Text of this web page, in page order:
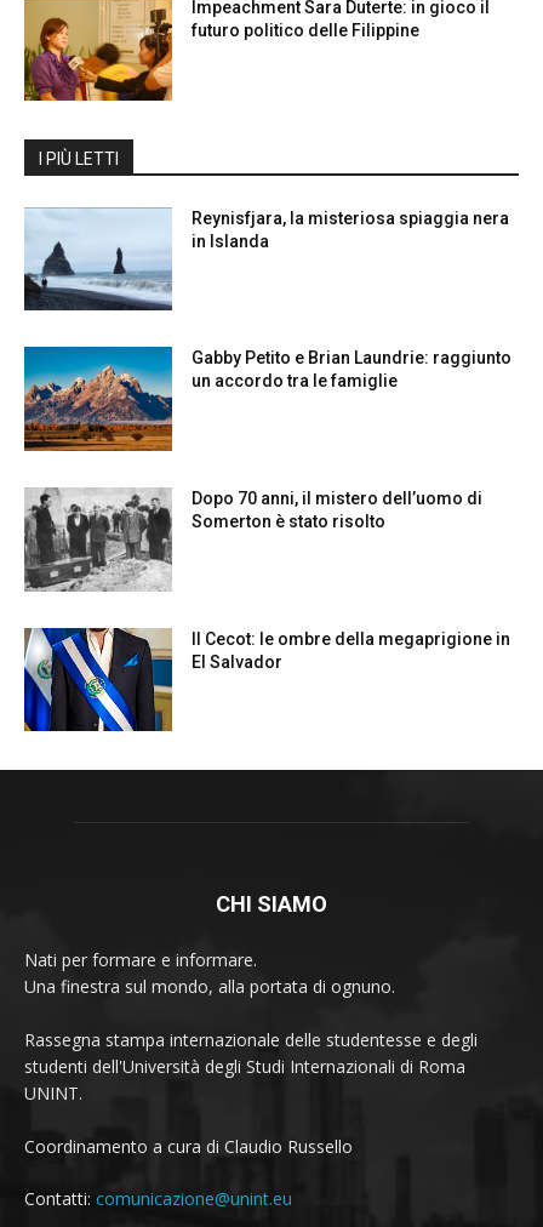
CHI SIAMO
Nati per formare e informare.
Una finestra sul mondo, alla portata di ognuno.
Rassegna stampa internazionale delle studentesse e degli
studenti dell'Università degli Studi Internazionali di Roma
UNINT.
Coordinamento a cura di Claudio Russello
Contatti: comunicazione@unint.eu